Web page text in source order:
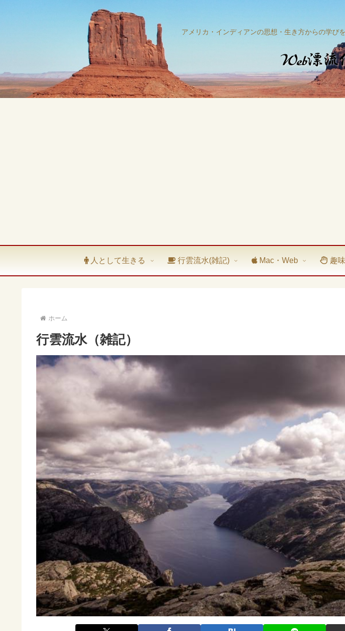
アメリカ・インディアンの思想・生き方からの学び
人として生きる 行雲流水(雑記) Mac・Web 趣味
ホーム
行雲流水（雑記）